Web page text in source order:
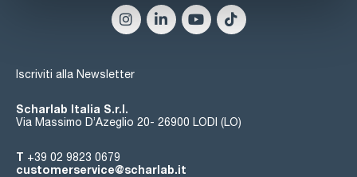
Iscriviti alla Newsletter
Scharlab Italia S.r.l.
Via Massimo D’Azeglio 20- 26900 LODI (LO)
T +39 02 9823 0679
customerservice@scharlab.it